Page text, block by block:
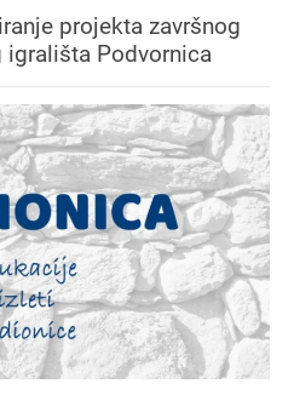
projekta završnog
igrališta Podvornica